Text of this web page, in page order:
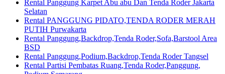
Rental Panggung Karpet Abu abu Dan Tenda Roder Jakarta
Selatan
Rental PANGGUNG PIDATO,TENDA RODER MERAH
PUTIH Purwakarta
Rental Panggung,Backdrop,Tenda Roder,Sofa,Barstool Area
BSD
Rental Panggung,Podium,Backdrop,Tenda Roder Tangsel
Rental Partisi Pembatas Ruang,Tenda Roder,Panggung,